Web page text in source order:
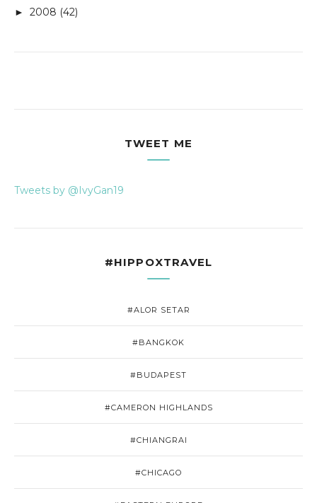
► 2008 (42)
TWEET ME
Tweets by @IvyGan19
#HIPPOXTRAVEL
#ALOR SETAR
#BANGKOK
#BUDAPEST
#CAMERON HIGHLANDS
#CHIANGRAI
#CHICAGO